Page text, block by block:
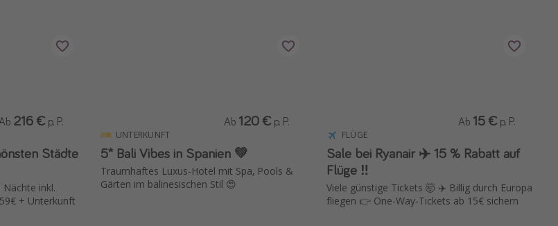
Städte
inkl.
+ Unterkunft
Ab 216 € p. P.
UNTERKUNFT
5* Bali Vibes in Spanien 💚
Traumhaftes Luxus-Hotel mit Spa, Pools &
Gärten im balinesischen Stil 😍
Ab 120 € p. P.
FLÜGE
Sale bei Ryanair ✈️ 15 % Rabatt auf
Flüge ‼️
Viele günstige Tickets 🤯 ✈️ Billig durch Europa
fliegen 👉 One-Way-Tickets ab 15€ sichern
Ab 15 € p. P.